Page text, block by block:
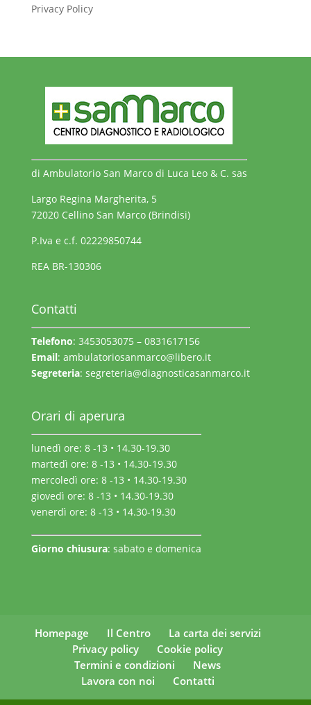
Privacy Policy
di Ambulatorio San Marco di Luca Leo & C. sas
Largo Regina Margherita, 5
72020 Cellino San Marco (Brindisi)
P.Iva e c.f. 02229850744
REA BR-130306
Contatti
Telefono: 3453053075 – 0831617156
Email: ambulatoriosanmarco@libero.it
Segreteria: segreteria@diagnosticasanmarco.it
Orari di aperura
lunedì ore: 8 -13 • 14.30-19.30
martedì ore: 8 -13 • 14.30-19.30
mercoledì ore: 8 -13 • 14.30-19.30
giovedì ore: 8 -13 • 14.30-19.30
venerdì ore: 8 -13 • 14.30-19.30
Giorno chiusura: sabato e domenica
Homepage Il Centro
La carta dei servizi
Privacy policy
Cookie policy
Termini e condizioni
News
Lavora con noi
Contatti